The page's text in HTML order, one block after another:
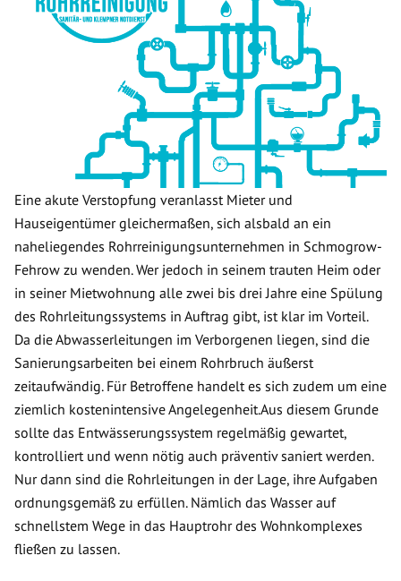
Eine akute Verstopfung veranlasst Mieter und
Hauseigentümer gleichermaßen, sich alsbald an ein
naheliegendes Rohrreinigungsunternehmen in Schmogrow-
Fehrow zu wenden. Wer jedoch in seinem trauten Heim oder
in seiner Mietwohnung alle zwei bis drei Jahre eine Spülung
des Rohrleitungssystems in Auftrag gibt, ist klar im Vorteil.
Da die Abwasserleitungen im Verborgenen liegen, sind die
Sanierungsarbeiten bei einem Rohrbruch äußerst
zeitaufwändig. Für Betroffene handelt es sich zudem um eine
ziemlich kostenintensive Angelegenheit.Aus diesem Grunde
sollte das Entwässerungssystem regelmäßig gewartet,
kontrolliert und wenn nötig auch präventiv saniert werden.
Nur dann sind die Rohrleitungen in der Lage, ihre Aufgaben
ordnungsgemäß zu erfüllen. Nämlich das Wasser auf
schnellstem Wege in das Hauptrohr des Wohnkomplexes
fließen zu lassen.